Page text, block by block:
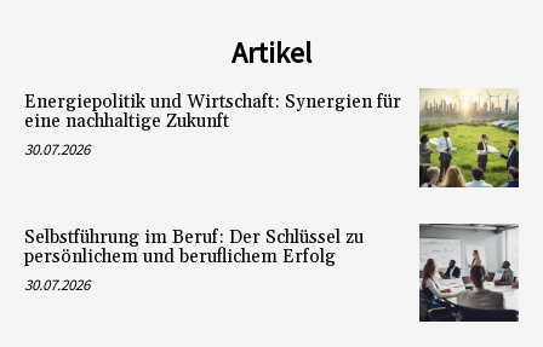
Artikel
Energiepolitik und Wirtschaft: Synergien für
eine nachhaltige Zukunft
30.07.2026
Selbstführung im Beruf: Der Schlüssel zu
persönlichem und beruflichem Erfolg
30.07.2026